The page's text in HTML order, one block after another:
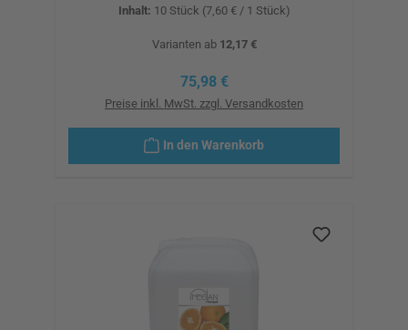
Inhalt: 10 Stück (7,60 € / 1 Stück)
Varianten ab12,17 €
Regulärer Preis:
75,98 €
Preise inkl. MwSt. zzgl. Versandkosten
In den Warenkorb